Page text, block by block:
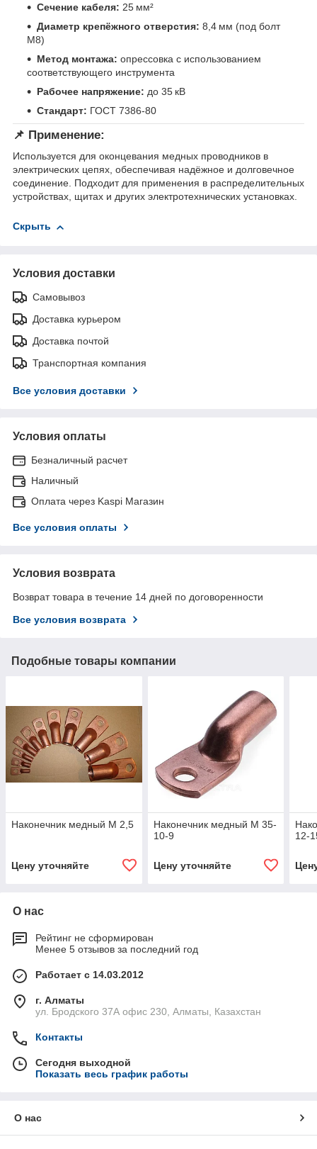
Сечение кабеля: 25 мм²
Диаметр крепёжного отверстия: 8,4 мм (под болт
М8)
Метод монтажа: опрессовка с использованием
соответствующего инструмента
Рабочее напряжение: до 35 кВ
Стандарт: ГОСТ 7386-80
📌 Применение:
Используется для оконцевания медных проводников в
электрических цепях, обеспечивая надёжное и долговечное
соединение. Подходит для применения в распределительных
устройствах, щитах и других электротехнических установках.
Скрыть
Условия доставки
Самовывоз
Доставка курьером
Доставка почтой
Транспортная компания
Все условия доставки
Условия оплаты
Безналичный расчет
Наличный
Оплата через Kaspi Магазин
Все условия оплаты
Условия возврата
Возврат товара в течение 14 дней по договоренности
Все условия возврата
Подобные товары компании
Наконечник медный М 2,5
Цену уточняйте
Наконечник медный М 35-
10-9
Цену уточняйте
12-
О нас
Рейтинг не сформирован
Менее 5 отзывов за последний год
Работает с 14.03.2012
г. Алматы
ул. Бродского 37А офис 230, Алматы, Казахстан
Контакты
Сегодня выходной
Показать весь график работы
О нас